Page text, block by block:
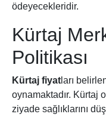
ödeyecekleridir.
Kürtaj
Politikası
Kürtaj fiyat ları
oynamaktadır. Kürtaj
ziyade sağlıklarını